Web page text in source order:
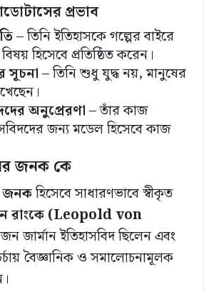
প্রভাব
– তিনি ইতিহাসকে গল্পের বাইরে
হিসেবে প্রতিষ্ঠিত করেন।
সূচনা– তিনি শুধু যুদ্ধ নয়, মানুষের
অনুপ্রেরণা– তাঁর কাজ
জন্য মডেল হিসেবে কাজ
জনক কে
জনকহিসেবে সাধারণভাবে স্বীকৃত
রাংকে (Leopold von
জার্মান ইতিহাসবিদ ছিলেন এবং
বৈজ্ঞানিক ও সমালোচনামূলক